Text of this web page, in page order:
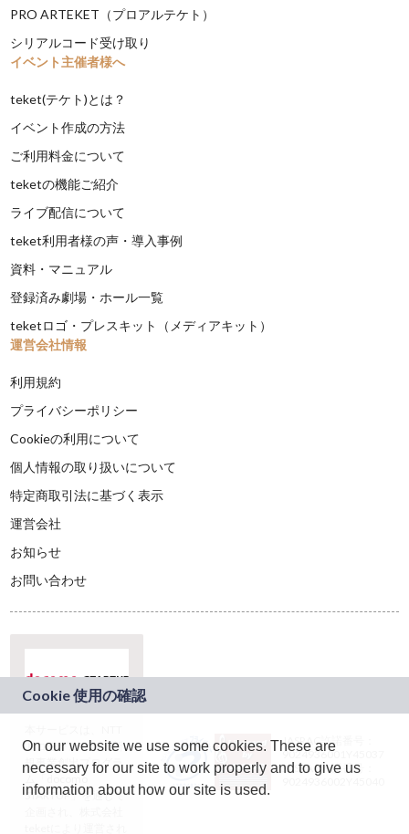
PRO ARTEKET（プロアルテケト）
シリアルコード受け取り
イベント主催者様へ
teket(テケト)とは？
イベント作成の方法
ご利用料金について
teketの機能ご紹介
ライブ配信について
teket利用者様の声・導入事例
資料・マニュアル
登録済み劇場・ホール一覧
teketロゴ・プレスキット（メディアキット）
運営会社情報
利用規約
プライバシーポリシー
Cookieの利用について
個人情報の取り扱いについて
特定商取引法に基づく表示
運営会社
お知らせ
お問い合わせ
ドコモグループの新
規事業創出プログラ
ム「docomo
STARTUP」を通じて
JASRAC許諾番号：
9024936001Y45037
JASRAC許諾番号：
On our website we use some cookies. These are
necessary for our site to work properly and to give us
information about how our site is used.